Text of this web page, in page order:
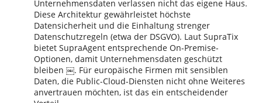
Unternehmensdaten verlassen nicht das eigene Haus.
Diese Architektur gewährleistet höchste
Datensicherheit und die Einhaltung strenger
Datenschutzregeln (etwa der DSGVO). Laut SupraTix
bietet SupraAgent entsprechende On-Premise-
Optionen, damit Unternehmensdaten geschützt
bleiben ￼. Für europäische Firmen mit sensiblen
Daten, die Public-Cloud-Diensten nicht ohne Weiteres
anvertrauen möchten, ist das ein entscheidender